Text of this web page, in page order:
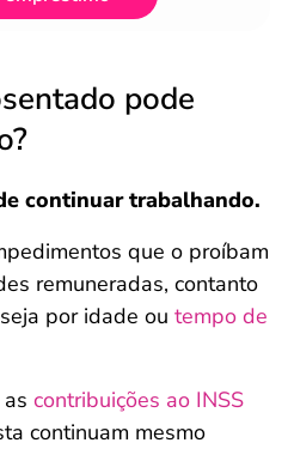
pode
continuar trabalhando.
que o proíbam
remuneradas, contanto
por idade ou tempo de
contribuições ao INSS
continuam mesmo